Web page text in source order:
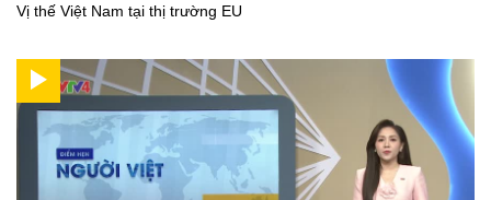
Vị thế Việt Nam tại thị trường EU